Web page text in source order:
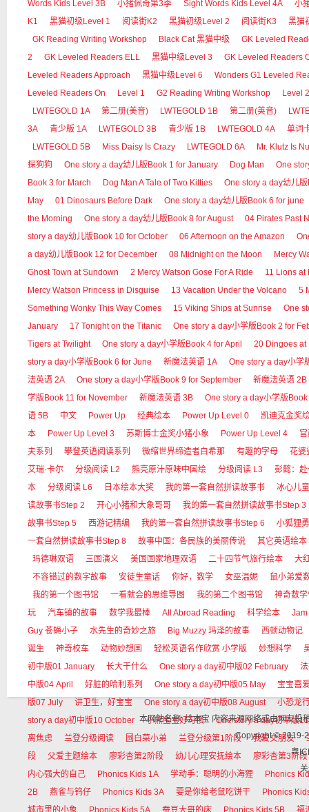
Words Kids Level 3B
小猪佩奇第3季 Sight Words Kids Level 4A
小
K1
黑猫初级Level 1 阅读街K2 黑猫初级Level 2 阅读街K3
黑猫
GK Reading Writing Workshop
Black Cat 黑猫中级
GK Leveled
2
GK Leveled Readers ELL 黑猫中级Level 3
GK Leveled Readers
Leveled Readers Approach
黑猫中级Level 6
Wonders G1 Leveled
Leveled Readers On
Level 1 G2 Reading Writing Workshop
Level 2
LWTEGOLD 1A
第二册(美音) LWTEGOLD 1B 第二册(英音)
3A
青少版 1A LWTEGOLD 3B 青少版 1B LWTEGOLD 4A
单词
LWTEGOLD 5B
Miss Daisy Is Crazy LWTEGOLD 6A
Mr. Klutz Is
探狗狗
One story a day幼儿版Book 1 for January Dog Man
One
Book 3 for March
Dog Man A Tale of Two Kitties
One story a day幼儿
May
01 Dinosaurs Before Dark
One story a day幼儿版Book 6 for june
the Morning
One story a day幼儿版Book 8 for August
04 Pirates Past
story a day幼儿版Book 10 for October
06 Afternoon on the Amazon
a day幼儿版Book 12 for December
08 Midnight on the Moon
Mercy
Ghost Town at Sundown
2 Mercy Watson Gose For A Ride
11 Lions at
Mercy Watson Princess in Disguise
13 Vacation Under the Volcano
5
Something Wonky This Way Comes
15 Viking Ships at Sunrise
One
January
17 Tonight on the Titanic
One story a day小学版Book 2 for
Tigers at Twilight
One story a day小学版Book 4 for April
20 Dingoes at
story a day小学版Book 6 for June
新魔法英语 1A
One story a day小学
法英语 2A
One story a day小学版Book 9 for September
新魔法英语 2B
学版Book 11 for November
新魔法英语 3B
One story a day小学版
语 5B
中文 Power Up 经典绘本 Power Up Level 0
凯迪克金奖
本
Power Up Level 3 苏斯博士金奖小猪小象 Power Up Level 4
夫系列
攀登英语阅读系列 微缩世界缔造者白希那 有趣的字母
花婆
艾瑞·卡尔
分级阅读 L2 熊亮原汁原味中国绘 分级阅读 L3
彭懿：
本
分级阅读 L6 日本绘本大奖 我的第一套自然拼读故事书
冰心儿
读故事书Step 2
开心小猪和大象哥哥
我的第一套自然拼读故事书Step 3
故事书Step 5
西游记精编 我的第一套自然拼读故事书Step 6
小狐狸
一套自然拼读故事书Step 8
故事中国：各民族的美丽传说
其它英语绘本
玛德琳双语
三国演义 美国国家地理双语 二十四节气旅行绘本
大
不容错过的数字故事
安徒生童话 你好，数学 女巫温妮
鼠小弟爱
我的第一个图书馆
一看就会的思维导图 我的第二个图书馆
神奇数
玩
汽车镇的故事 数学我最棒 All Abroad Reading 科学绘本
Guy 苍蝇小子
水先生的奇妙之旅 Big Muzzy 玛泽的故事
西顿动物记
诞生
神奇校车 动物妙想国 轻松英语名作欣赏 小学版 妙想科学
初中版01 January
长大干什么 One story a day初中版02 February
中版04 April
好脏的哈利系列 One story a day初中版05 May
宝宝喜
版07 July
讲卫生，好宝宝 One story a day初中版08 August
小恐龙
story a day初中版10 October
小熊宝宝好习惯
One story a day初中版
离焦虑
兰登分级阅读 圆白菜小弟 兰登分级第1阶段 我爱交朋友
段
父爱主题绘本 廖彩杏第2阶段 幼儿心理安抚绘本
廖彩杏第3阶段
内心强大的自己
Phonics Kids 1A 学动手：聪明的小海狸
Phonics
2B
燕雀与钨仔 Phonics Kids 3A 要是你给老鼠吃饼干
Phonics
城市里的小象
Phonics Kids 5A 蚕豆大哥的床 Phonics Kids 5B 福
本网站名称: 绘本宝 内容来源网络或由网友投
Copyright © 2019-
粤